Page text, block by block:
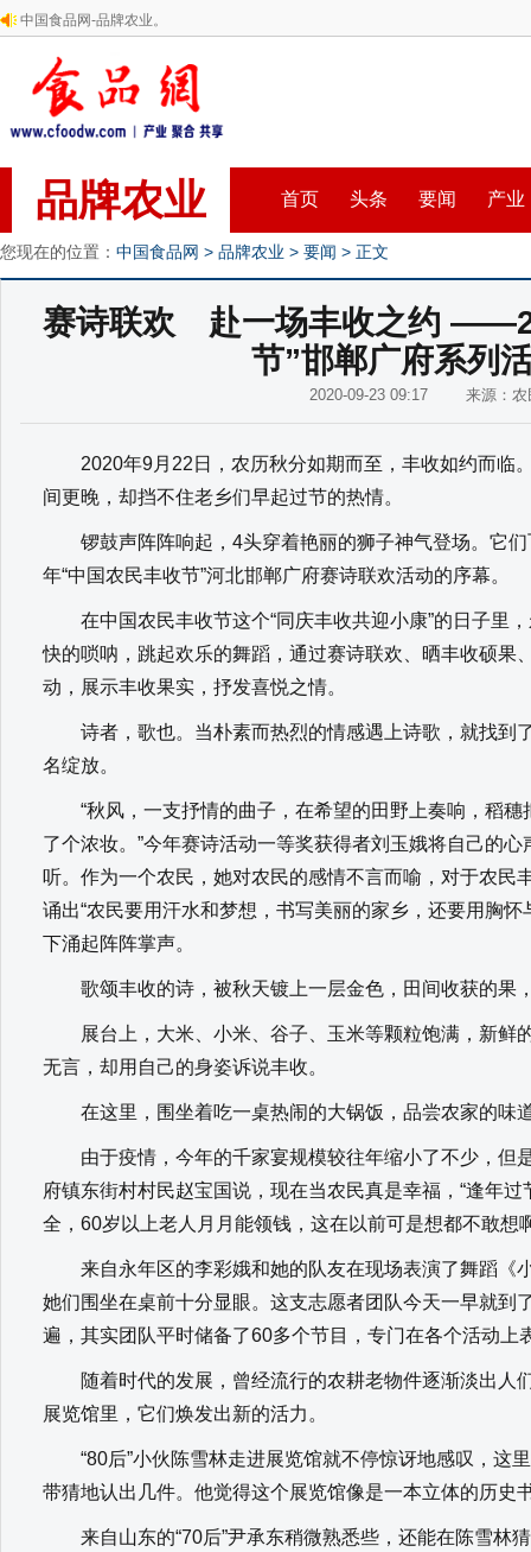
中国食品网-品牌农业。
品牌农业 首页 头条 要闻 产业
您现在的位置： 中国食品网 > 品牌农业 > 要闻 > 正文
赛诗联欢 赴一场丰收之约
节”邯郸广府系列
2020-09-23 09:17 来源：农
2020年9月22日，农历秋分如期而至，丰收如约而临
间更晚，却挡不住老乡们早起过节的热情。
锣鼓声阵阵响起，4头穿着艳丽的狮子神气登场。它们
年“中国农民丰收节”河北邯郸广府赛诗联欢活动的序幕。
在中国农民丰收节这个“同庆丰收共迎小康”的日子里
快的唢呐，跳起欢乐的舞蹈，通过赛诗联欢、晒丰收硕果
动，展示丰收果实，抒发喜悦之情。
诗者，歌也。当朴素而热烈的情感遇上诗歌，就找到
名绽放。
“秋风，一支抒情的曲子，在希望的田野上奏响，稻穗
了个浓妆。”今年赛诗活动一等奖获得者刘玉娥将自己的
听。作为一个农民，她对农民的感情不言而喻，对于农民
诵出“农民要用汗水和梦想，书写美丽的家乡，还要用胸
下涌起阵阵掌声。
歌颂丰收的诗，被秋天镀上一层金色，田间收获的果
展台上，大米、小米、谷子、玉米等颗粒饱满，新鲜
无言，却用自己的身姿诉说丰收。
在这里，围坐着吃一桌热闹的大锅饭，品尝农家的味
由于疫情，今年的千家宴规模较往年缩小了不少，但
府镇东街村村民赵宝国说，现在当农民真是幸福，“逢年
全，60岁以上老人月月能领钱，这在以前可是想都不敢想
来自永年区的李彩娥和她的队友在现场表演了舞蹈《
她们围坐在桌前十分显眼。这支志愿者团队今天一早就到
遍，其实团队平时储备了60多个节目，专门在各个活动上
随着时代的发展，曾经流行的农耕老物件逐渐淡出人
展览馆里，它们焕发出新的活力。
“80后”小伙陈雪林走进展览馆就不停惊讶地感叹，这
带猜地认出几件。他觉得这个展览馆像是一本立体的历史
来自山东的“70后”尹承东稍微熟悉些，还能在陈雪林